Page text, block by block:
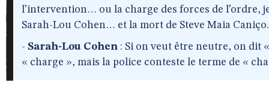
l’intervention… ou la charge des forces de l’ordre,
Sarah-Lou Cohen… et la mort de Steve Maia Caniço.
- Sarah-Lou Cohen : Si on veut être neutre, on dit
« charge », mais la police conteste le terme de «